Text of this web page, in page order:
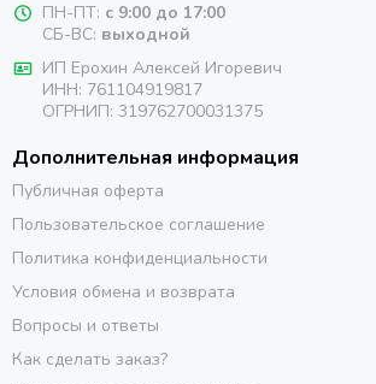
ПН-ПТ: с 9:00 до 17:00
СБ-ВС: выходной
ИП Ерохин Алексей Игоревич
ИНН: 761104919817
ОГРНИП: 319762700031375
Дополнительная информация
Публичная оферта
Пользовательское соглашение
Политика конфиденциальности
Условия обмена и возврата
Вопросы и ответы
Как сделать заказ?